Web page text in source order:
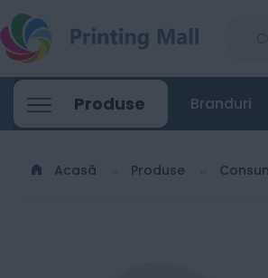
Produse Branduri
Acasă Produse